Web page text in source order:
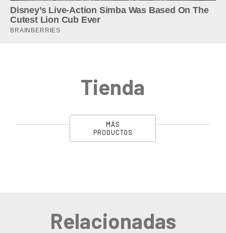
Tienda
MÁS
PRODUCTOS
Relacionadas